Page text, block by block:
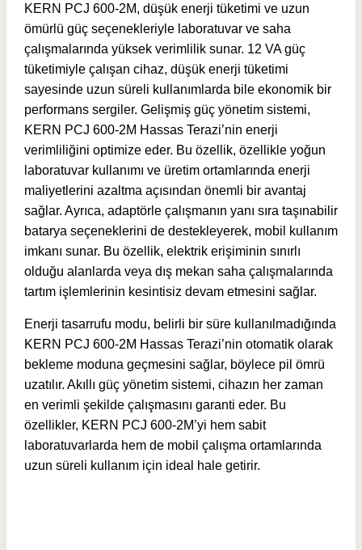
KERN PCJ 600-2M, düşük enerji tüketimi ve uzun
ömürlü güç seçenekleriyle laboratuvar ve saha
çalışmalarında yüksek verimlilik sunar. 12 VA güç
tüketimiyle çalışan cihaz, düşük enerji tüketimi
sayesinde uzun süreli kullanımlarda bile ekonomik bir
performans sergiler. Gelişmiş güç yönetim sistemi,
KERN PCJ 600-2M Hassas Terazi’nin enerji
verimliliğini optimize eder. Bu özellik, özellikle yoğun
laboratuvar kullanımı ve üretim ortamlarında enerji
maliyetlerini azaltma açısından önemli bir avantaj
sağlar. Ayrıca, adaptörle çalışmanın yanı sıra taşınabilir
batarya seçeneklerini de destekleyerek, mobil kullanım
imkanı sunar. Bu özellik, elektrik erişiminin sınırlı
olduğu alanlarda veya dış mekan saha çalışmalarında
tartım işlemlerinin kesintisiz devam etmesini sağlar.
Enerji tasarrufu modu, belirli bir süre kullanılmadığında
KERN PCJ 600-2M Hassas Terazi’nin otomatik olarak
bekleme moduna geçmesini sağlar, böylece pil ömrü
uzatılır. Akıllı güç yönetim sistemi, cihazın her zaman
en verimli şekilde çalışmasını garanti eder. Bu
özellikler, KERN PCJ 600-2M’yi hem sabit
laboratuvarlarda hem de mobil çalışma ortamlarında
uzun süreli kullanım için ideal hale getirir.